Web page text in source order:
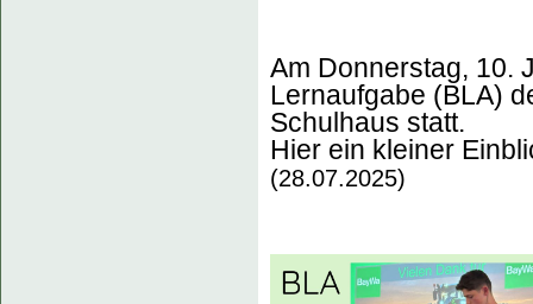
Am Donnerstag, 10.
Lernaufgabe (BLA)
Schulhaus statt.
Hier ein kleiner
(28.07.2025)